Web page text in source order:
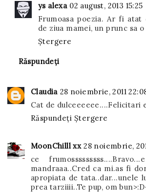
ys alexa 02 august, 2013 15:25
Frumoasa poezia. Ar fi
de ziua mamei, un prunc sa
Ștergere
Răspundeți
Claudia 28 noiembrie, 2011
Cat de dulceeeeee....Felicitari
Răspundeți Ștergere
MoonChilll xx 28 noiembrie,
ce
mandraaa..Cred ca mi.as fi
apropiata de tata..dar...unele
prea tarziiii..Te pup, om